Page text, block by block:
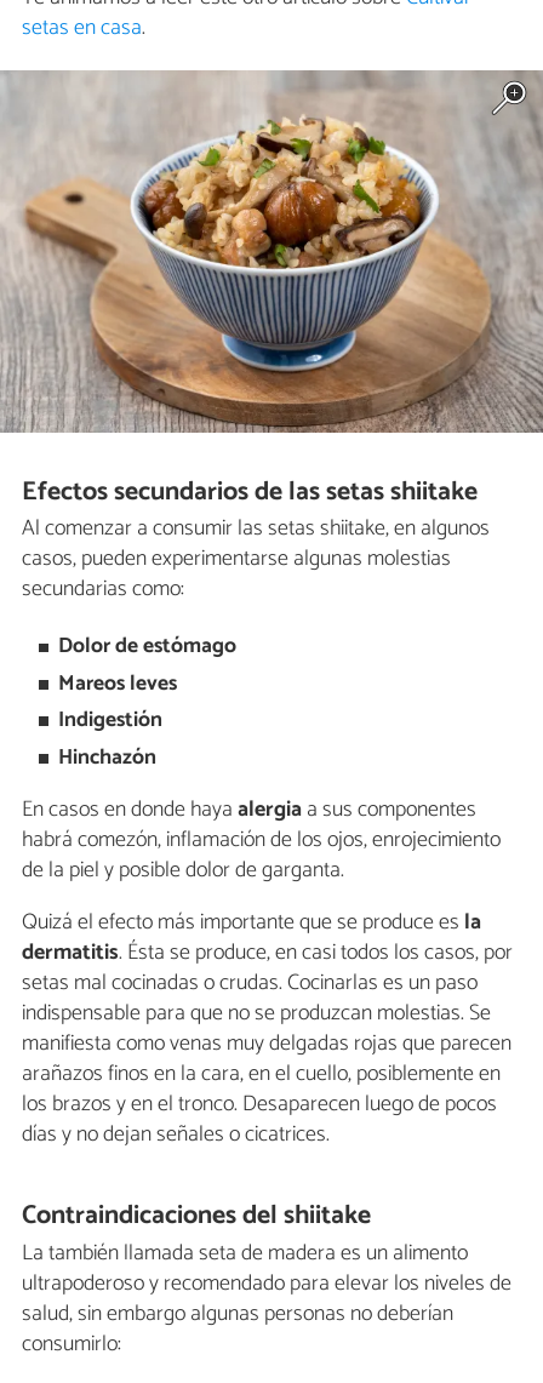
setas en casa.
Efectos secundarios de las setas shiitake
Al comenzar a consumir las setas shiitake, en algunos
casos, pueden experimentarse algunas molestias
secundarias como:
Dolor de estómago
Mareos leves
Indigestión
Hinchazón
En casos en donde hayaalergiaa sus componentes
habrá comezón, inflamación de los ojos, enrojecimiento
de la piel y posible dolor de garganta.
Quizá el efecto más importante que se produce es la
dermatitis. Ésta se produce, en casi todos los casos, por
setas mal cocinadas o crudas. Cocinarlas es un paso
indispensable para que no se produzcan molestias. Se
manifiesta como venas muy delgadas rojas que parecen
arañazos finos en la cara, en el cuello, posiblemente en
los brazos y en el tronco. Desaparecen luego de pocos
días y no dejan señales o cicatrices.
Contraindicaciones del shiitake
La también llamada seta de madera es un alimento
ultrapoderoso y recomendado para elevar los niveles de
salud, sin embargo algunas personas no deberían
consumirlo: